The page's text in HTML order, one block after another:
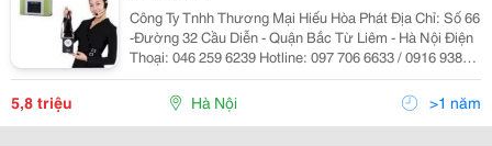
Công Ty Tnhh Thương Mại Hiếu Hòa Phát Địa Chỉ: Số 66
-Đường 32 Cầu Diễn - Quận Bắc Từ Liêm - Hà Nội Điện
Thoại: 046 259 6239 Hotline: 097 706 6633 / 0916 938
002 Mr Hiếu Web:dienmayhoaphat.com Email:
Dienmayhoaphat0109@Gmail.com Điện Máy Hòa Phát _
5,8 triệu Hà Nội >1 năm